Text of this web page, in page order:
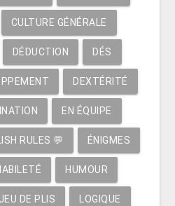
CULTURE GÉNÉRALE
DÉDUCTION DÉS
DEXTÉRITÉ
EN ÉQUIPE
RULES 💬 ÉNIGMES
HUMOUR
JEU DE PLIS LOGIQUE